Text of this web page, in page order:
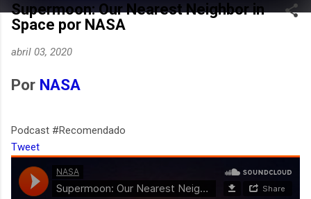
Supermoon: Our Nearest Neighbor in
Space por NASA
abril 03, 2020
Por NASA
Podcast #Recomendado
Tweet